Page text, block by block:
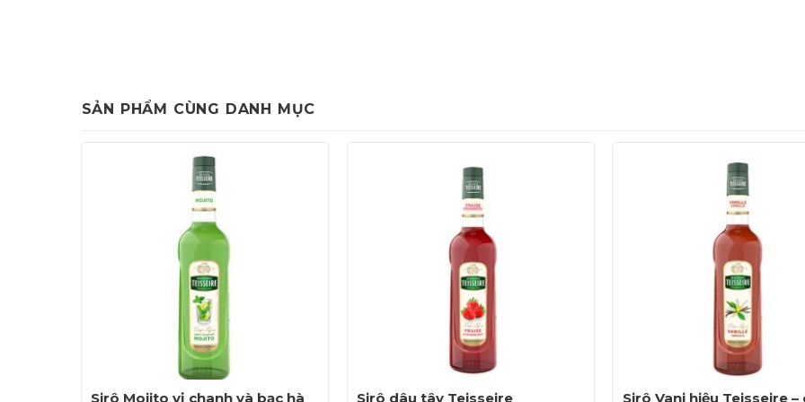
SẢN PHẨM CÙNG DANH MỤC
Sirô Mojito vị chanh và bạc hà
Sirô dâu tây Teisseire
Sirô Vani hiệu Teisseire –